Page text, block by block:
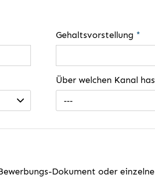
Gehaltsvorstellung *
Über welchen Kanal
---
Dokument oder